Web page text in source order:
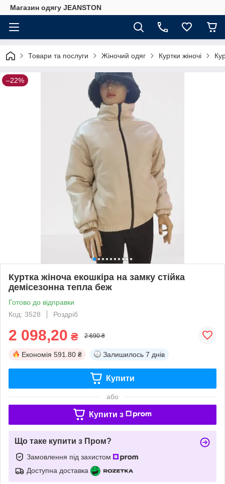
Магазин одягу JEANSTON
Товари та послуги Жіночий одяг Куртки жіночі
–22%
Куртка жіноча екошкіра на замку стійка
демісезонна тепла беж
Готово до відправки
Код: 3528
Роздріб
2 098,20 ₴ 2 690 ₴
Економія 591.80 ₴ Залишилось 7 днів
Купити
або
Купити з
Що таке купити з Пром?
Замовлення під захистом
Доступна доставка